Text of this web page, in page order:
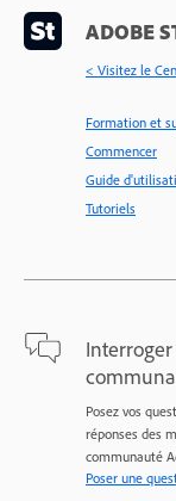
ADOBE
< Visitez le
Formation et
Commencer
Guide
Tutoriels
Interroger
Posez vos
réponses des
communauté
Poser une